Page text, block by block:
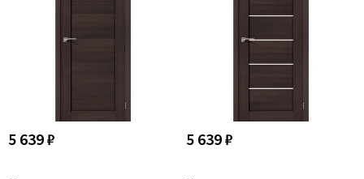
Двери по RAL/NCS
5 639 ₽ 5 639 ₽